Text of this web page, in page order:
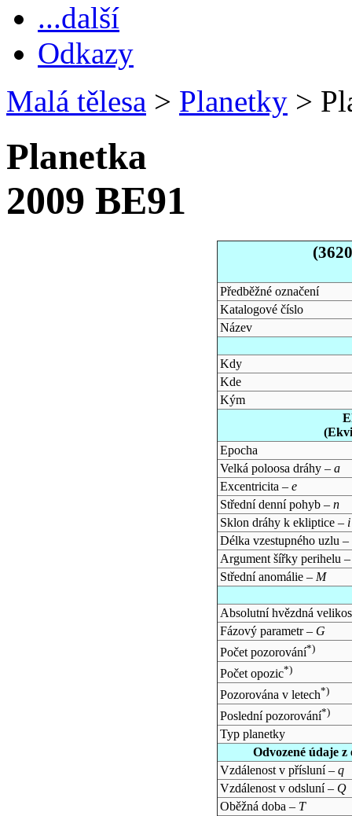
...další
Odkazy
Malá tělesa > Planetky >
Planetka
2009 BE91
Předběžné označení
Katalogové číslo
Název
Kdy
Kde
Kým
Epocha
Velká poloosa dráhy – a
Excentricita – e
Střední denní pohyb – n
Sklon dráhy k ekliptice – i
Délka vzestupného uzlu –
Argument šířky perihelu
Střední anomálie – M
Absolutní hvězdná
Fázový parametr – G
Počet pozorování*)
Počet opozic*)
Pozorována v letech*)
Poslední pozorování*)
Typ planetky
Odvozené údaje
Vzdálenost v přísluní – q
Vzdálenost v odsluní – Q
Oběžná doba – T